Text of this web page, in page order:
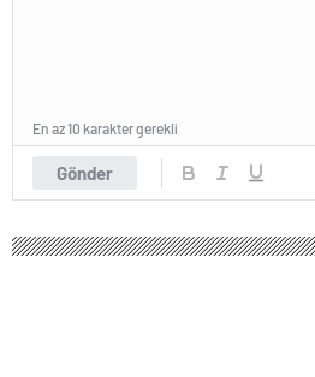
Gönder
En az 10 karakter gerekli